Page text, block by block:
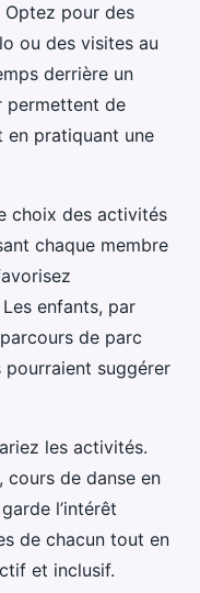
pour des
ou des visites au
derrière un
permettent de
en pratiquant une
choix des activités
chaque membre
Les enfants, par
de parc
pourraient suggérer
les activités.
cours de danse en
l’intérêt
de chacun tout en
et inclusif.